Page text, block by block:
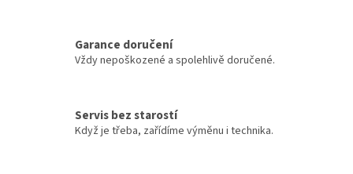
Garance doručení
Vždy nepoškozené a spolehlivě doručené.
Servis bez starostí
Když je třeba, zařídíme výměnu i technika.